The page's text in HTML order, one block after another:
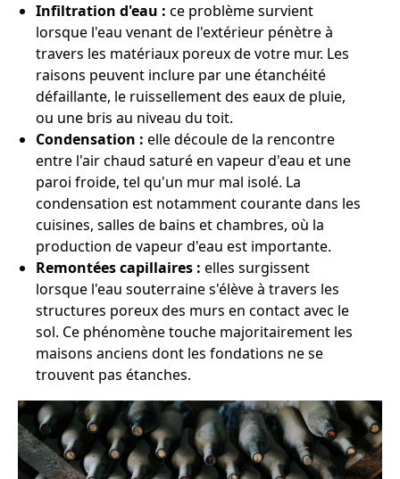
Infiltration d'eau : ce problème survient
lorsque l'eau venant de l'extérieur pénètre à
travers les matériaux poreux de votre mur. Les
raisons peuvent inclure par une étanchéité
défaillante, le ruissellement des eaux de pluie,
ou une bris au niveau du toit.
Condensation : elle découle de la rencontre
entre l'air chaud saturé en vapeur d'eau et une
paroi froide, tel qu'un mur mal isolé. La
condensation est notamment courante dans les
cuisines, salles de bains et chambres, où la
production de vapeur d'eau est importante.
Remontées capillaires : elles surgissent
lorsque l'eau souterraine s'élève à travers les
structures poreux des murs en contact avec le
sol. Ce phénomène touche majoritairement les
maisons anciens dont les fondations ne se
trouvent pas étanches.